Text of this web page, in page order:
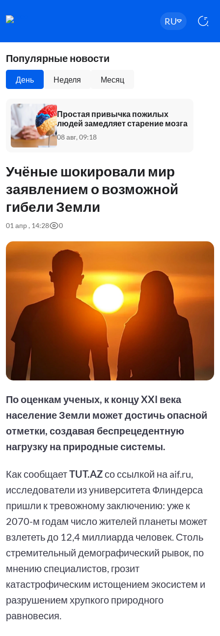
RU
Популярные новости
День Неделя Месяц
Простая привычка пожилых
людей замедляет старение мозга
08 авг, 09:18
Учёные шокировали мир
заявлением о возможной
гибели Земли
01 апр , 14:28 0
По оценкам ученых, к концу XXI века
население Земли может достичь опасной
отметки, создавая беспрецедентную
нагрузку на природные системы.
Как сообщаетTUT.AZсо ссылкой на aif.ru,
исследователи из университета Флиндерса
пришли к тревожному заключению: уже к
2070-м годам число жителей планеты может
взлететь до 12,4 миллиарда человек. Столь
стремительный демографический рывок, по
мнению специалистов, грозит
катастрофическим истощением экосистем и
разрушением хрупкого природного
равновесия.